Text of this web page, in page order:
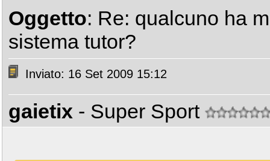
Oggetto: Re: qualcuno ha
sistema tutor?
Inviato: 16 Set 2009 15:12
gaietix - Super Sport